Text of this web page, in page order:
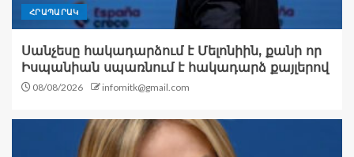
ՀՐԱՊԱՐԱԿ
Սանչեսը հակադարձում է Մելոնիին, քանի որ
Իսպանիան սպառնում է հակադարձ քայլերով
08/08/2026 infomitk@gmail.com